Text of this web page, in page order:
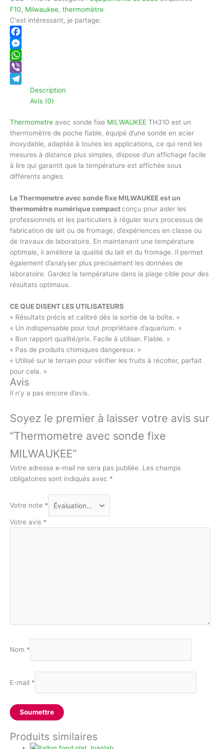
F10, Milwaukee, thermomètre
C'est intéressant, je partage:
Facebook
Messenger
WhatsApp
Viber
TelegramDescription
Avis (0)
Thermometre avec sonde fixe MILWAUKEE TH310 est un
thermomètre de poche fiable, équipé d’une sonde en acier
inoxydable, adaptée à toutes les applications, ce qui rend les
mesures à distance plus simples, dispose d’un affichage facile
à lire qui garantit que la température est affichée sous
différents angles.
Le Thermometre avec sonde fixe MILWAUKEE est un
thermomètre numérique compactconçu pour aider les
professionnels et les particuliers à réguler leurs processus de
fabrication de lait ou de fromage, d’expériences en classe ou
de travaux de laboratoire. En maintenant une température
optimale, il améliore la qualité du lait et du fromage. Il permet
également d’analyser plus précisément les données de
laboratoire. Gardez la température dans la plage cible pour des
résultats optimaux.
CE QUE DISENT LES UTILISATEURS
« Résultats précis et calibré dès la sortie de la boîte. »
« Un indispensable pour tout propriétaire d’aquarium. »
« Bon rapport qualité/prix. Facile à utiliser. Fiable. »
« Pas de produits chimiques dangereux. »
« Utilisé sur le terrain pour vérifier les fruits à récolter, parfait
pour cela. »
Avis
Il n’y a pas encore d’avis.
Soyez le premier à laisser votre avis sur
“Thermometre avec sonde fixe
MILWAUKEE”
Votre adresse e-mail ne sera pas publiée. Les champs
obligatoires sont indiqués avec *
Votre note *
Votre avis *
Nom *
E-mail *
Produits similaires